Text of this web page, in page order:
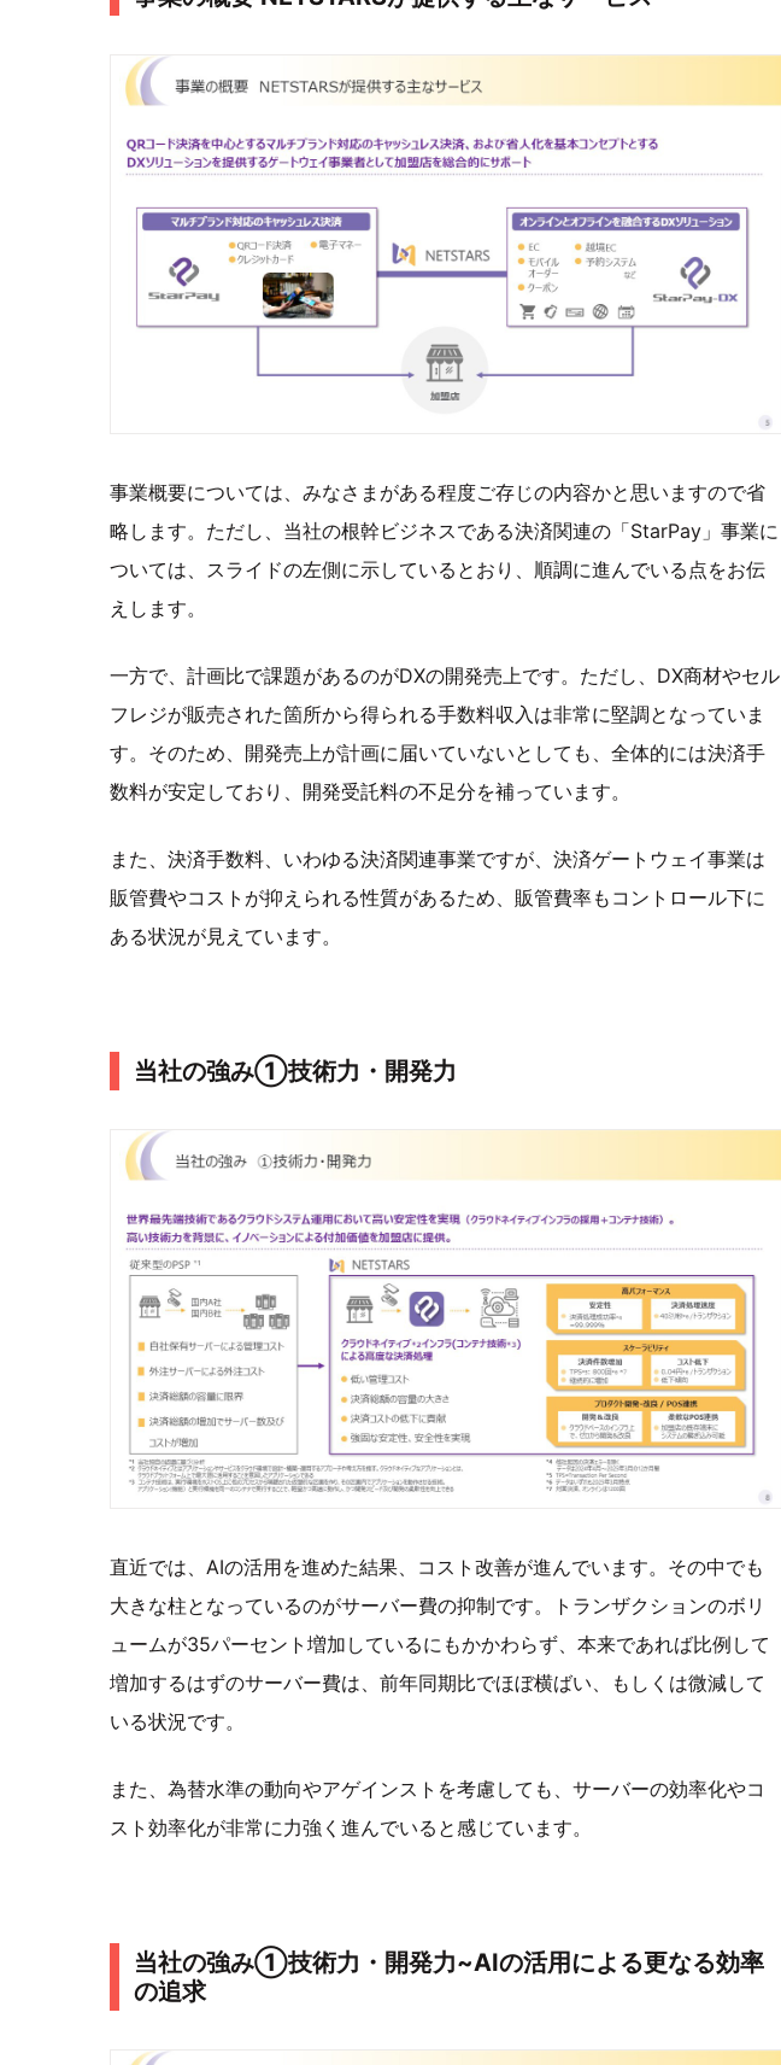
事業概要については、みなさまがある程度ご存じの内容かと思いますので省
略します。ただし、当社の根幹ビジネスである決済関連の「StarPay」事業に
ついては、スライドの左側に示しているとおり、順調に進んでいる点をお伝
えします。
一方で、計画比で課題があるのがDXの開発売上です。ただし、DX商材やセル
フレジが販売された箇所から得られる手数料収入は非常に堅調となっていま
す。そのため、開発売上が計画に届いていないとしても、全体的には決済手
数料が安定しており、開発受託料の不足分を補っています。
また、決済手数料、いわゆる決済関連事業ですが、決済ゲートウェイ事業は
販管費やコストが抑えられる性質があるため、販管費率もコントロール下に
ある状況が見えています。
当社の強み①技術力・開発力
直近では、AIの活用を進めた結果、コスト改善が進んでいます。その中でも
大きな柱となっているのがサーバー費の抑制です。トランザクションのボリ
ュームが35パーセント増加しているにもかかわらず、本来であれば比例して
増加するはずのサーバー費は、前年同期比でほぼ横ばい、もしくは微減して
いる状況です。
また、為替水準の動向やアゲインストを考慮しても、サーバーの効率化やコ
スト効率化が非常に力強く進んでいると感じています。
当社の強み①技術力・開発力~AIの活用による更なる効率
の追求